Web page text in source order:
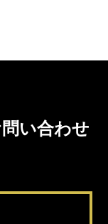
い合わせ